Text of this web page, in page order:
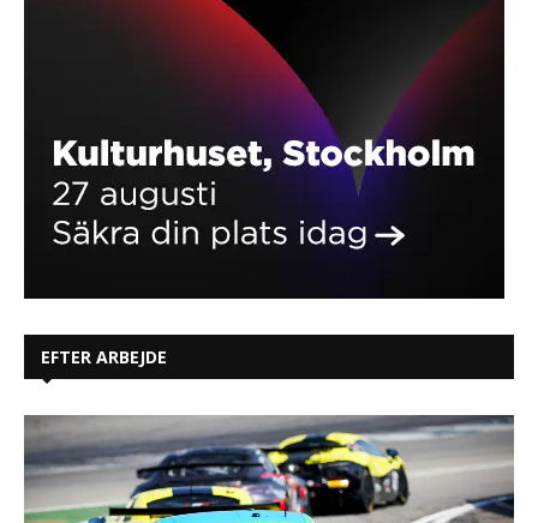
EFTER ARBEJDE